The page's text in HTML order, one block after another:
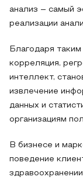
анализ – самый
реализации
Благодаря
корреляция,
интеллект,
извлечение
данных и
организациям
В бизнесе и
поведение